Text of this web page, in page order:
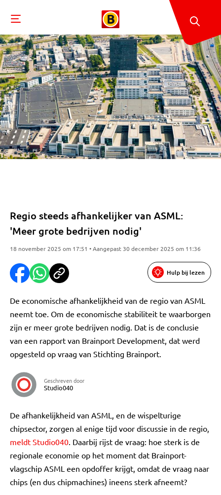
Regio steeds afhankelijker van ASML:
'Meer grote bedrijven nodig'
18 november 2025 om 17:51 • Aangepast 30 december 2025 om 11:36
Hulp bij lezen
De economische afhankelijkheid van de regio van ASML
neemt toe. Om de economische stabiliteit te waarborgen
zijn er meer grote bedrijven nodig. Dat is de conclusie
van een rapport van Brainport Development, dat werd
opgesteld op vraag van Stichting Brainport.
Geschreven door
Studio040
De afhankelijkheid van ASML, en de wispelturige
chipsector, zorgen al enige tijd voor discussie in de regio,
meldt Studio040. Daarbij rijst de vraag: hoe sterk is de
regionale economie op het moment dat Brainport-
vlagschip ASML een opdoffer krijgt, omdat de vraag naar
chips (en dus chipmachines) ineens sterk afneemt?